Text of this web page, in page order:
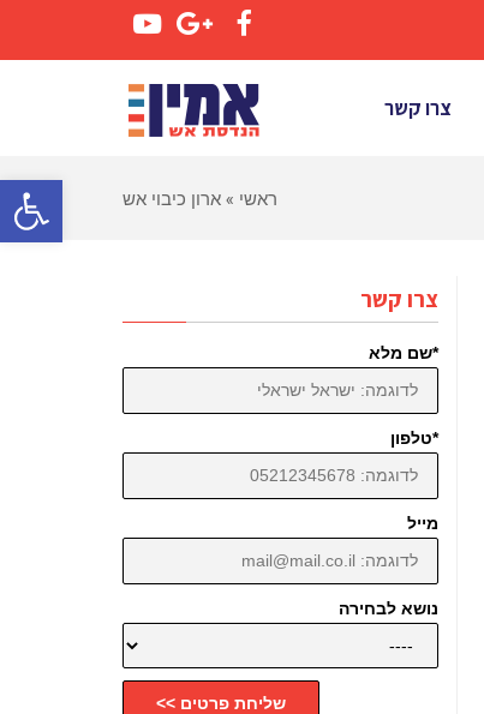
צרו קשר
ראשי » ארון כיבוי אש
צרו קשר
*שם מלא
*טלפון
מייל
נושא לבחירה
שליחת פרטים >>
פתח